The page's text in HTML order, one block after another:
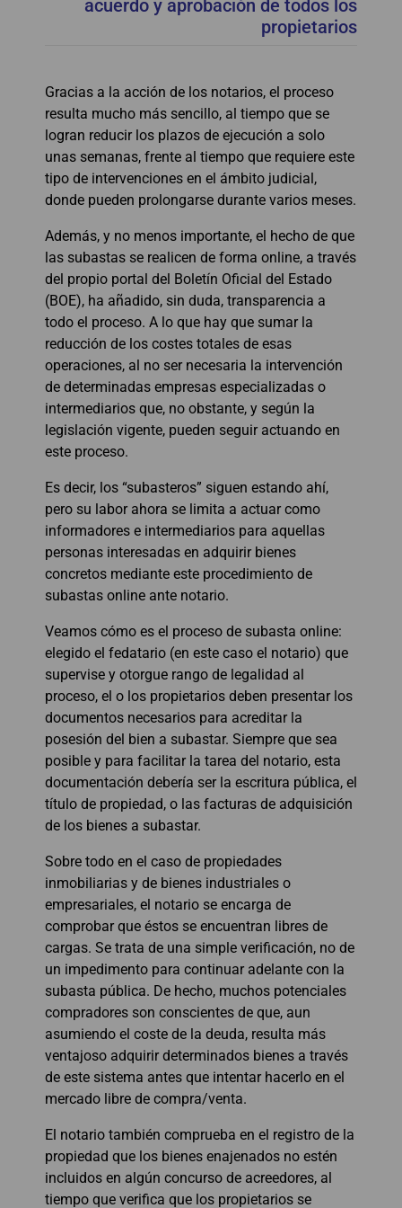
acuerdo y aprobación de todos los
propietarios
Gracias a la acción de los notarios, el proceso
resulta mucho más sencillo, al tiempo que se
logran reducir los plazos de ejecución a solo
unas semanas, frente al tiempo que requiere este
tipo de intervenciones en el ámbito judicial,
donde pueden prolongarse durante varios meses.
Además, y no menos importante, el hecho de que
las subastas se realicen de forma online, a través
del propio portal del Boletín Oficial del Estado
(BOE), ha añadido, sin duda, transparencia a
todo el proceso. A lo que hay que sumar la
reducción de los costes totales de esas
operaciones, al no ser necesaria la intervención
de determinadas empresas especializadas o
intermediarios que, no obstante, y según la
legislación vigente, pueden seguir actuando en
este proceso.
Es decir, los “subasteros” siguen estando ahí,
pero su labor ahora se limita a actuar como
informadores e intermediarios para aquellas
personas interesadas en adquirir bienes
concretos mediante este procedimiento de
subastas online ante notario.
Veamos cómo es el proceso de subasta online:
elegido el fedatario (en este caso el notario) que
supervise y otorgue rango de legalidad al
proceso, el o los propietarios deben presentar los
documentos necesarios para acreditar la
posesión del bien a subastar. Siempre que sea
posible y para facilitar la tarea del notario, esta
documentación debería ser la escritura pública, el
título de propiedad, o las facturas de adquisición
de los bienes a subastar.
Sobre todo en el caso de propiedades
inmobiliarias y de bienes industriales o
empresariales, el notario se encarga de
comprobar que éstos se encuentran libres de
cargas. Se trata de una simple verificación, no de
un impedimento para continuar adelante con la
subasta pública. De hecho, muchos potenciales
compradores son conscientes de que, aun
asumiendo el coste de la deuda, resulta más
ventajoso adquirir determinados bienes a través
de este sistema antes que intentar hacerlo en el
mercado libre de compra/venta.
El notario también comprueba en el registro de la
propiedad que los bienes enajenados no estén
incluidos en algún concurso de acreedores, al
tiempo que verifica que los propietarios se